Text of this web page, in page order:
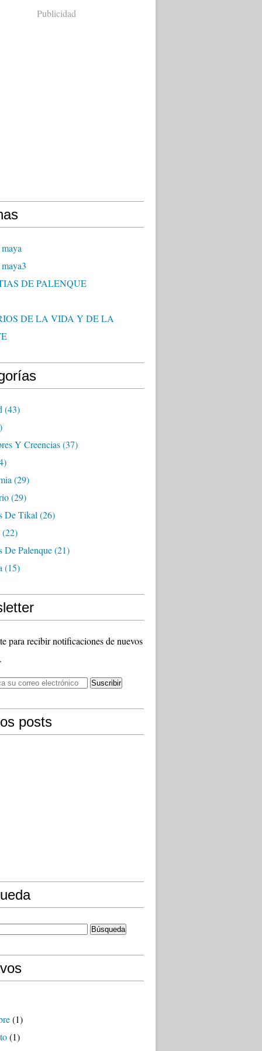
Publicidad
DE PALENQUE
DE LA VIDA Y DE LA
(43)
Y Creencias(37)
(29)
(29)
De Tikal (26)
(22)
De Palenque(21)
(15)
para recibir notificaciones de nuevos
posts
(1)
(1)